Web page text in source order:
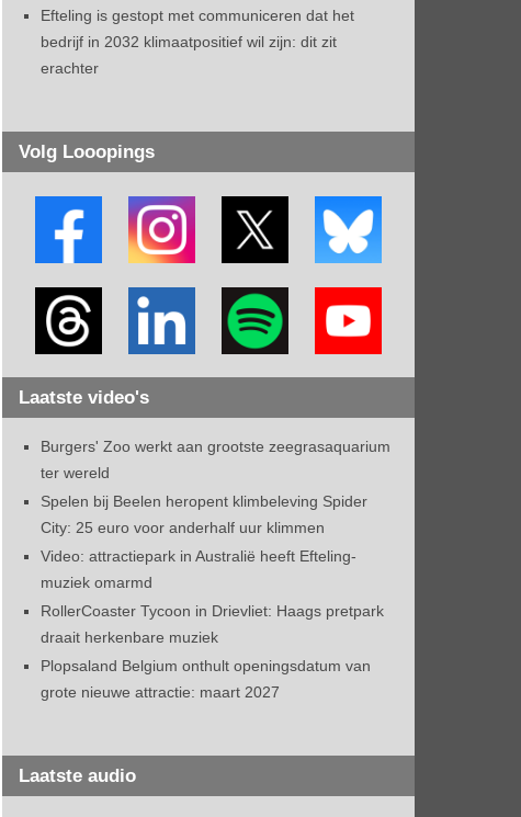
Efteling is gestopt met communiceren dat het
bedrijf in 2032 klimaatpositief wil zijn: dit zit
erachter
Volg Looopings
Laatste video's
Burgers' Zoo werkt aan grootste zeegrasaquarium
ter wereld
Spelen bij Beelen heropent klimbeleving Spider
City: 25 euro voor anderhalf uur klimmen
Video: attractiepark in Australië heeft Efteling-
muziek omarmd
RollerCoaster Tycoon in Drievliet: Haags pretpark
draait herkenbare muziek
Plopsaland Belgium onthult openingsdatum van
grote nieuwe attractie: maart 2027
Laatste audio